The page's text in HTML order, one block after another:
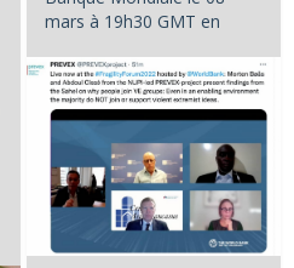
mars à 19h30 GMT en